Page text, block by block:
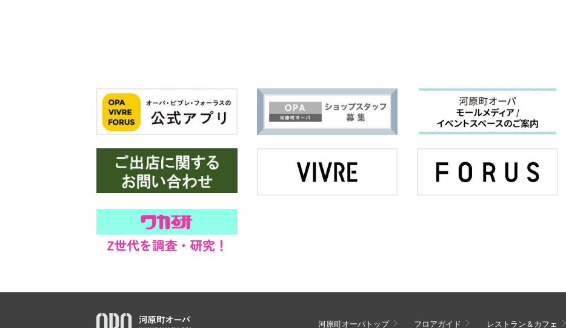
河原町オーパトップ フロアガイド レストラン＆カフェ